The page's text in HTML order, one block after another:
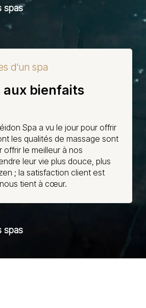
spas
d’un spa
aux bienfaits
Spa a vu le jour pour offrir
les qualités de massage sont
offrir le meilleur à nos
leur vie plus douce, plus
; la satisfaction client est
tient à cœur.
spas